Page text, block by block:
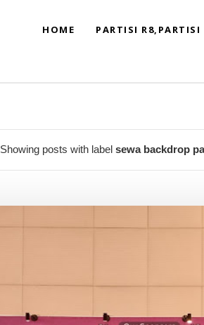
HOME PARTISI
Showing posts with label sewa backdrop